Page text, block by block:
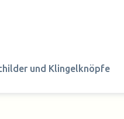
und Klingelknöpfe